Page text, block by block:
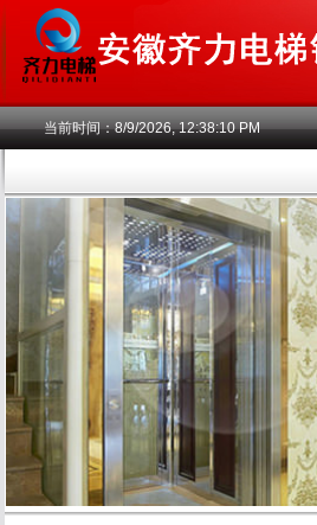
当前时间：8/9/2026, 12:38:11 PM